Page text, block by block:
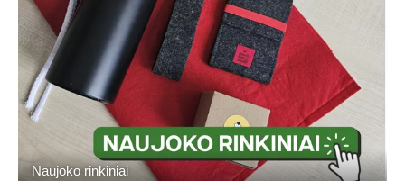
Naujoko rinkiniai